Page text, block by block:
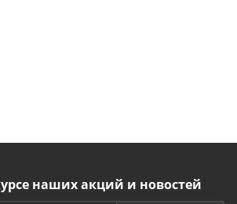
наших акций и новостей